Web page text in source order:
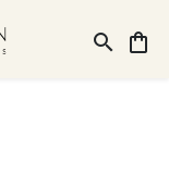
search shopping_bag